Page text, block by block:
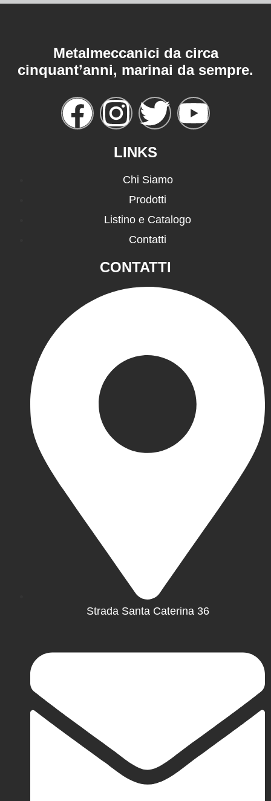
Metalmeccanici da circa
cinquant’anni, marinai da sempre.
LINKS
Chi Siamo
Prodotti
Listino e Catalogo
Contatti
CONTATTI
Strada Santa Caterina 36